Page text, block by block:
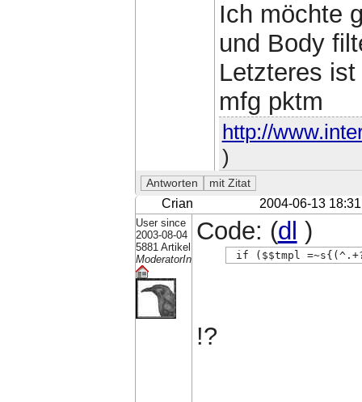
Ich möchte
und Body
Letzteres
mfg pktm
http://
)
Crian 2004-06-13 18:31
User since
2003-08-04
5881 Artikel
ModeratorIn
Code: (dl )
if ($$tmpl
!?